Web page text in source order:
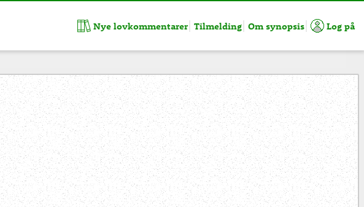
Nye lovkommentarer Tilmelding Om synopsis Log på